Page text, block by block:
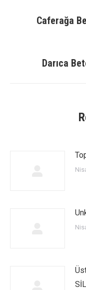
navigation
Caferağa
Darıca